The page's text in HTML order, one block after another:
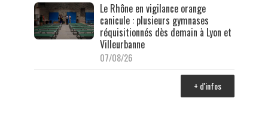
Le Rhône en vigilance orange
canicule : plusieurs gymnases
réquisitionnés dès demain à Lyon et
Villeurbanne
07/08/26
+ d'infos